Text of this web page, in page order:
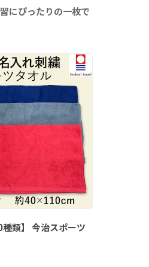
にぴったりの一枚で
種類】 今治スポーツ